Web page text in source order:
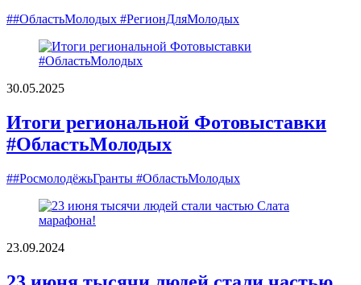
##ОбластьМолодых #РегионДляМолодых
30.05.2025
Итоги региональной Фотовыставки
#ОбластьМолодых
##РосмолодёжьГранты #ОбластьМолодых
23.09.2024